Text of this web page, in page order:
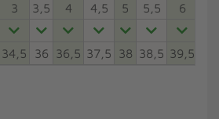
3 3,5 4 4,5 5 5,5 6
34,5 36 36,5 37,5 38 38,5 39,5